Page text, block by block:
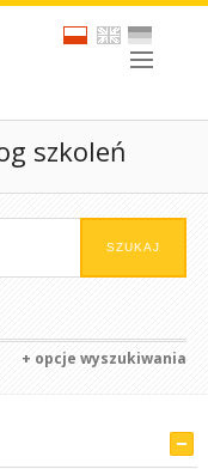
szkoleń
+ opcje wyszukiwania